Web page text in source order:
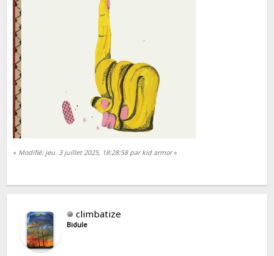
« Modifié: jeu. 3 juillet 2025, 18:28:58 par kid armor»
climbatize
Bidule